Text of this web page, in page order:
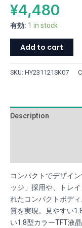
¥4,480
有効: 1 in stock
Add to cart
SKU: HY231121SK07
Description
コンパクトでデザイ
ッジ」採用や、トレ
れたコンパクトボデ
質を実現。見やすい
い1.8型カラーTFT液